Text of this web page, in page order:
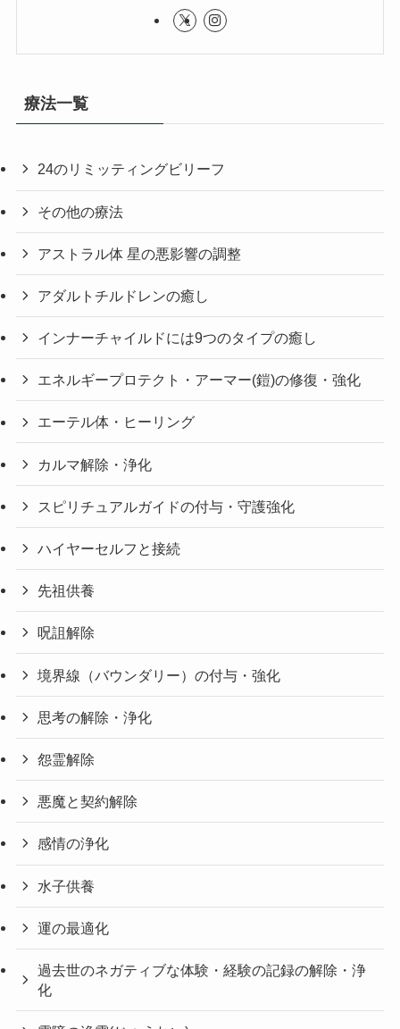
療法一覧
24のリミッティングビリーフ
その他の療法
アストラル体 星の悪影響の調整
アダルトチルドレンの癒し
インナーチャイルドには9つのタイプの癒し
エネルギープロテクト・アーマー(鎧)の修復・強化
エーテル体・ヒーリング
カルマ解除・浄化
スピリチュアルガイドの付与・守護強化
ハイヤーセルフと接続
先祖供養
呪詛解除
境界線（バウンダリー）の付与・強化
思考の解除・浄化
怨霊解除
悪魔と契約解除
感情の浄化
水子供養
運の最適化
過去世のネガティブな体験・経験の記録の解除・浄
化